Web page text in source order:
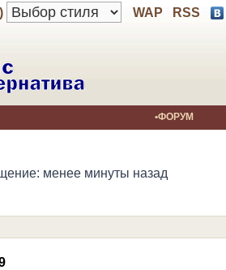
WAP RSS
•ФОРУМ
менее минуты назад